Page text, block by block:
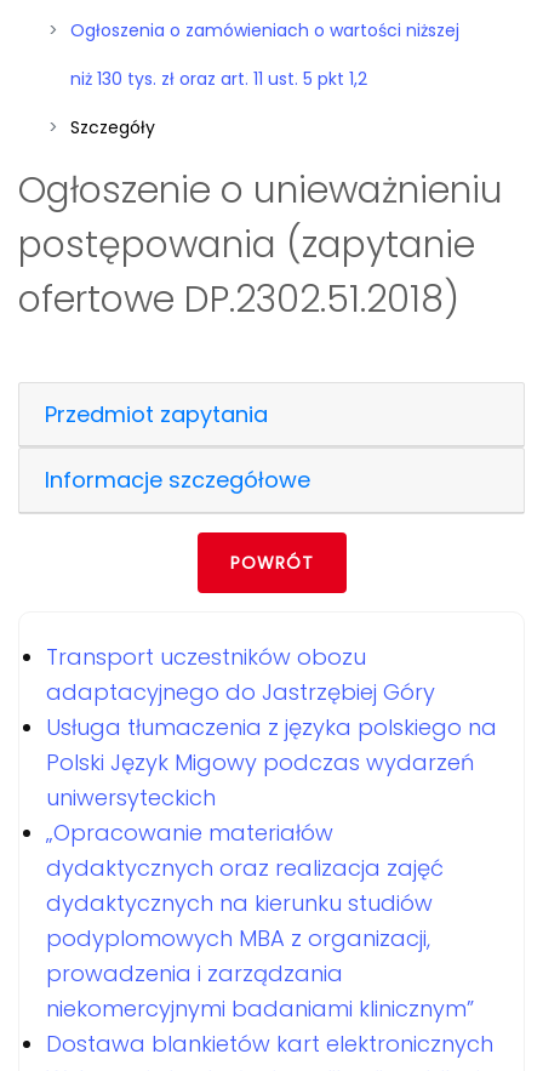
Ogłoszenia o zamówieniach o wartości niższej
niż 130 tys. zł oraz art. 11 ust. 5 pkt 1,2
Szczegóły
Ogłoszenie o unieważnieniu
postępowania (zapytanie
ofertowe DP.2302.51.2018)
Przedmiot zapytania
Informacje szczegółowe
POWRÓT
Transport uczestników obozu
adaptacyjnego do Jastrzębiej Góry
Usługa tłumaczenia z języka polskiego na
Polski Język Migowy podczas wydarzeń
uniwersyteckich
„Opracowanie materiałów
dydaktycznych oraz realizacja zajęć
dydaktycznych na kierunku studiów
podyplomowych MBA z organizacji,
prowadzenia i zarządzania
niekomercyjnymi badaniami klinicznym”
Dostawa blankietów kart elektronicznych